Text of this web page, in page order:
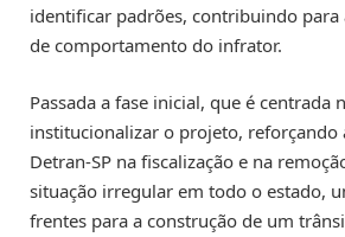
identificar padrões, contribuindo
de comportamento do infrator.
Passada a fase inicial, que é centrada
institucionalizar o projeto, reforçando
Detran-SP na fiscalização e na
situação irregular em todo o estado,
frentes para a construção de um